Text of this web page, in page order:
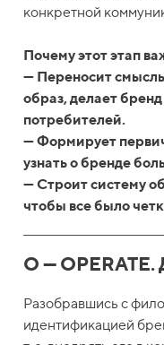
конкретной
Почему этот этап
— Переносит
образ, делает
потребителей.
— Формирует
узнать о бренде
— Строит систему
чтобы все было
O —
Разобравшись с
идентификацией